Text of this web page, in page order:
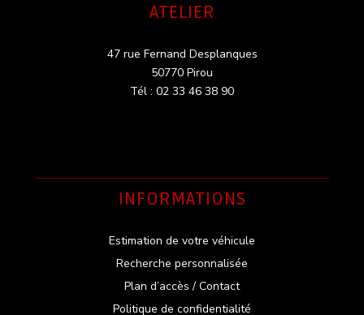
ATELIER
47 rue Fernand Desplanques
50770 Pirou
Tél : 02 33 46 38 90
INFORMATIONS
Estimation de votre véhicule
Recherche personnalisée
Plan d’accès / Contact
Politique de confidentialité